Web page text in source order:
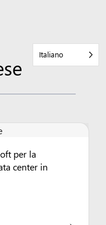
Italiano
per la
center in